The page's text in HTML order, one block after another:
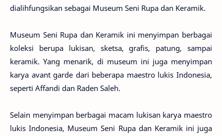
dialihfungsikan sebagai Museum Seni Rupa dan Keramik.
Museum Seni Rupa dan Keramik ini menyimpan berbagai
koleksi berupa lukisan, sketsa, grafis, patung, sampai
keramik. Yang menarik, di museum ini juga menyimpan
karya avant garde dari beberapa maestro lukis Indonesia,
seperti Affandi dan Raden Saleh.
Selain menyimpan berbagai macam lukisan karya maestro
lukis Indonesia, Museum Seni Rupa dan Keramik ini juga